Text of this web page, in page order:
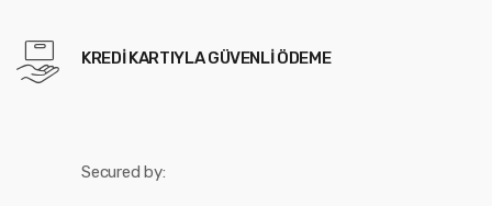
KREDI KARTIYLA GÜVENLI ÖDEME
Secured by: